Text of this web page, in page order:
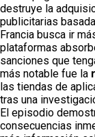
destruye la
publicitarias
Francia busca ir
plataformas
sanciones que
más notable fue la
las tiendas de
tras una
El episodio
consecuencias